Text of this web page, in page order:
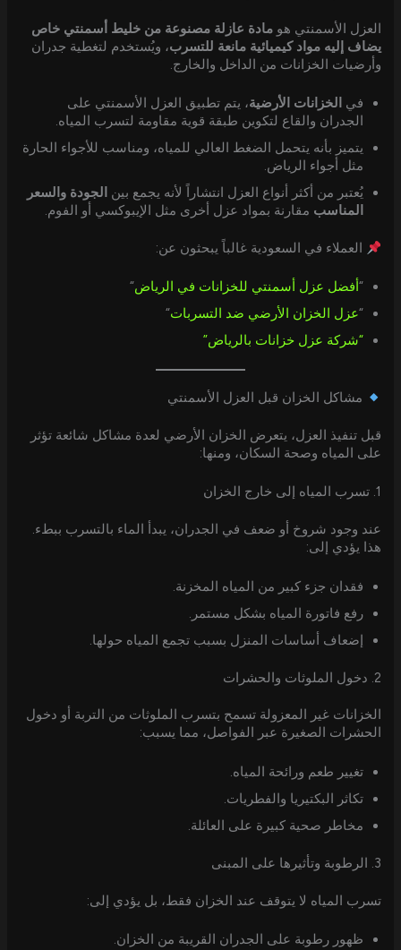
العزل الأسمنتي هومادة عازلة مصنوعة من خليط أسمنتي خاص
يضاف إليه مواد كيميائية مانعة للتسرب، ويُستخدم لتغطية جدران
وأرضيات الخزانات من الداخل والخارج.
في الخزانات الأرضية، يتم تطبيق العزل الأسمنتي على
الجدران والقاع لتكوين طبقة قوية مقاومة لتسرب المياه.
يتميز بأنه يتحمل الضغط العالي للمياه، ومناسب للأجواء الحارة
مثل أجواء الرياض.
يُعتبر من أكثر أنواع العزل انتشاراً لأنه يجمع بين الجودة والسعر
المناسب مقارنة بمواد عزل أخرى مثل الإيبوكسي أو الفوم.
العملاء في السعودية غالباً يبحثون عن:
“ أفضل عزل أسمنتي للخزانات في الرياض“
“عزل الخزان الأرضي ضد التسربات“
“شركة عزل خزانات بالرياض”
مشاكل الخزان قبل العزل الأسمنتي
قبل تنفيذ العزل، يتعرض الخزان الأرضي لعدة مشاكل شائعة تؤثر
على المياه وصحة السكان، ومنها:
1. تسرب المياه إلى خارج الخزان
عند وجود شروخ أو ضعف في الجدران، يبدأ الماء بالتسرب ببطء.
هذا يؤدي إلى:
فقدان جزء كبير من المياه المخزنة.
رفع فاتورة المياه بشكل مستمر.
إضعاف أساسات المنزل بسبب تجمع المياه حولها.
2. دخول الملوثات والحشرات
الخزانات غير المعزولة تسمح بتسرب الملوثات من التربة أو دخول
الحشرات الصغيرة عبر الفواصل، مما يسبب:
تغيير طعم ورائحة المياه.
تكاثر البكتيريا والفطريات.
مخاطر صحية كبيرة على العائلة.
3. الرطوبة وتأثيرها على المبنى
تسرب المياه لا يتوقف عند الخزان فقط، بل يؤدي إلى:
ظهور رطوبة على الجدران القريبة من الخزان.